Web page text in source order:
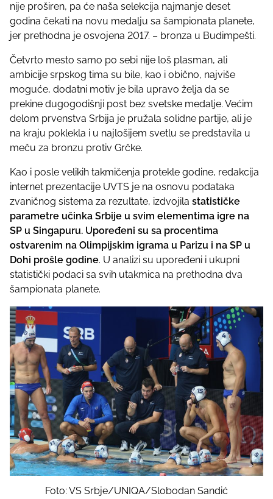
n
nije proširen, pa će naša selekcija najmanje deset
godina čekati na novu medalju sa šampionata planete,
jer prethodna je osvojena 2017. – bronza u Budimpešti.
Četvrto mesto samo po sebi nije loš plasman, ali
ambicije srpskog tima su bile, kao i obično, najviše
moguće, dodatni motiv je bila upravo želja da se
prekine dugogodišnji post bez svetske medalje. Većim
delom prvenstva Srbija je pružala solidne partije, ali je
na kraju poklekla i u najlošijem svetlu se predstavila u
meču za bronzu protiv Grčke.
Kao i posle velikih takmičenja protekle godine, redakcija
internet prezentacije UVTS je na osnovu podataka
zvaničnog sistema za rezultate, izdvojila statističke
parametre učinka Srbije u svim elementima igre na
SP u Singapuru. Upoređeni su sa procentima
ostvarenim na Olimpijskim igrama u Parizu i na SP u
Dohi prošle godine. U analizi su upoređeni i ukupni
statistički podaci sa svih utakmica na prethodna dva
šampionata planete.
Foto: VS Srbje/UNIQA/Slobodan Sandić